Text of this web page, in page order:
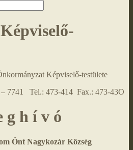
Képviselő-testülete
7741 Tel.: 473-414 Fax.: 473-43O
g h í v ó
Önt Nagykozár Község